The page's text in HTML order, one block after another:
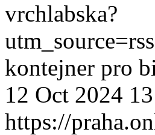
vrchlabska?
kontejner pro
12 Oct 2024
https://